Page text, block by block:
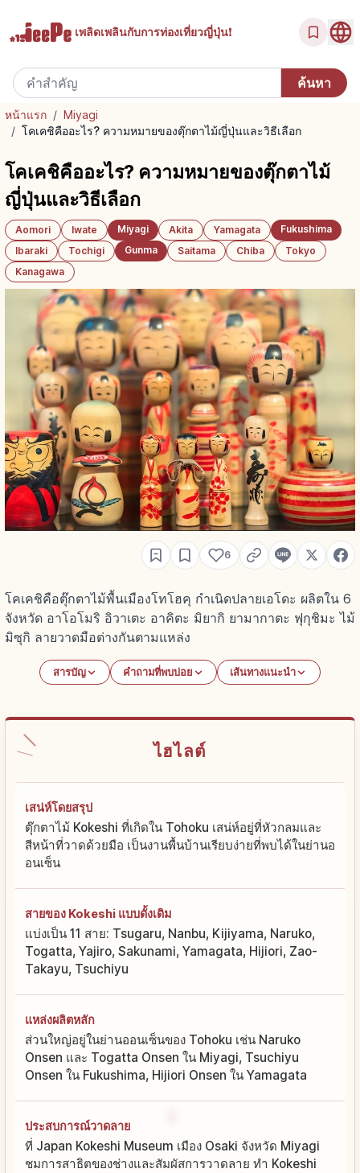
เพลิดเพลินกับการท่องเที่ยวญี่ปุ่น!
หน้าแรก / Miyagi
/ โคเคชิคืออะไร? ความหมายของตุ๊กตาไม้ญี่ปุ่นและวิธีเลือก
โคเคชิคืออะไร? ความหมายของตุ๊กตาไม้
ญี่ปุ่นและวิธีเลือก
Aomori Iwate Miyagi Akita Yamagata
Fukushima
Ibaraki
Tochigi Gunma Saitama Chiba
Tokyo
Kanagawa
6
โคเคชิคือตุ๊กตาไม้พื้นเมืองโทโฮคุ กำเนิดปลายเอโดะ ผลิตใน 6
จังหวัด อาโอโมริ อิวาเตะ อาคิตะ มิยากิ ยามากาตะ ฟุกุชิมะ ไม้
มิซุกิ ลายวาดมือต่างกันตามแหล่ง
สารบัญ คำถามที่พบบ่อย เส้นทางแนะนำ
ไฮไลต์
เสน่ห์โดยสรุป
ตุ๊กตาไม้ Kokeshi ที่เกิดใน Tohoku เสน่ห์อยู่ที่หัวกลมและ
สีหน้าที่วาดด้วยมือ เป็นงานพื้นบ้านเรียบง่ายที่พบได้ในย่านอ
อนเซ็น
สายของ Kokeshi แบบดั้งเดิม
แบ่งเป็น 11 สาย: Tsugaru, Nanbu, Kijiyama, Naruko,
Togatta, Yajiro, Sakunami, Yamagata, Hijiori, Zao-
Takayu, Tsuchiyu
แหล่งผลิตหลัก
ส่วนใหญ่อยู่ในย่านออนเซ็นของ Tohoku เช่น Naruko
Onsen และ Togatta Onsen ใน Miyagi, Tsuchiyu
Onsen ใน Fukushima, Hijiori Onsen ใน Yamagata
ประสบการณ์วาดลาย
ที่ Japan Kokeshi Museum เมือง Osaki จังหวัด Miyagi
ชมการสาธิตของช่างและสัมผัสการวาดลาย ทำ Kokeshi